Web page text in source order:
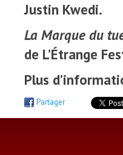
Justin Kwedi.
La Marque du
de L’Étrange
Plus
Partager